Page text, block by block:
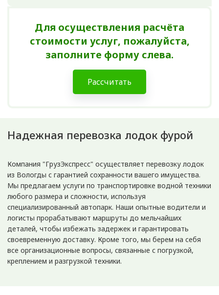
Для осуществления расчёта
стоимости услуг, пожалуйста,
заполните форму слева.
Рассчитать
Надежная перевозка лодок фурой
Компания "ГрузЭкспресс" осуществляет перевозку лодок
из Вологды с гарантией сохранности вашего имущества.
Мы предлагаем услуги по транспортировке водной техники
любого размера и сложности, используя
специализированный автопарк. Наши опытные водители и
логисты прорабатывают маршруты до мельчайших
деталей, чтобы избежать задержек и гарантировать
своевременную доставку. Кроме того, мы берем на себя
все организационные вопросы, связанные с погрузкой,
креплением и разгрузкой техники.